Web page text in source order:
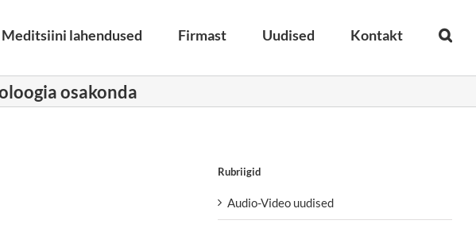
Meditsiini lahendused Firmast Uudised Kontakt
osakonda
Rubriigid
Audio-Video uudised